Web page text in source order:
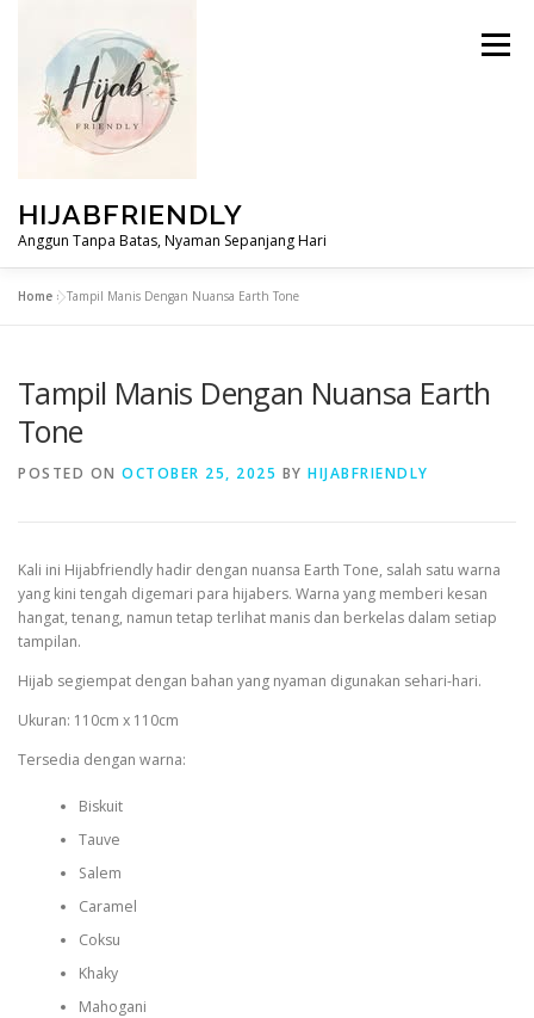
content
HIJABFRIENDLY
Anggun Tanpa Batas, Nyaman Sepanjang Hari
Menu
Home »Tampil Manis Dengan Nuansa Earth Tone
Tampil Manis Dengan Nuansa Earth
Tone
POSTED ON OCTOBER 25, 2025 BY HIJABFRIENDLY
Kali ini Hijabfriendly hadir dengan nuansa Earth Tone, salah satu warna
yang kini tengah digemari para hijabers. Warna yang memberi kesan
hangat, tenang, namun tetap terlihat manis dan berkelas dalam setiap
tampilan.
Hijab segiempat dengan bahan yang nyaman digunakan sehari-hari.
Ukuran: 110cm x 110cm
Tersedia dengan warna:
Biskuit
Tauve
Salem
Caramel
Coksu
Khaky
Mahogani